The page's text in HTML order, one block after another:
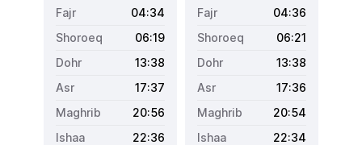
04:34
06:19
13:38
17:37
20:56
22:36
04:36
06:21
13:38
17:36
20:54
22:34